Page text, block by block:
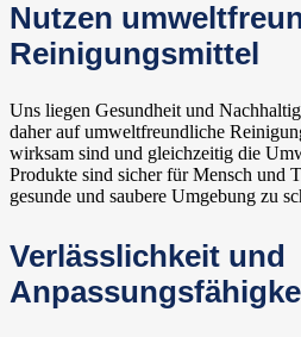
Nutzen
Reinigungsmittel
Uns liegen Gesundheit und
daher auf umweltfreundliche
wirksam sind und gleichzeitig die
Produkte sind sicher für Mensch und
gesunde und saubere Umgebung zu
Verlässlichkeit und